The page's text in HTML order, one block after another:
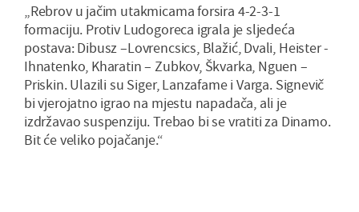
„Rebrov u jačim utakmicama forsira 4-2-3-1
formaciju. Protiv Ludogoreca igrala je sljedeća
postava: Dibusz –Lovrencsics, Blažić, Dvali, Heister -
Ihnatenko, Kharatin – Zubkov, Škvarka, Nguen –
Priskin. Ulazili su Siger, Lanzafame i Varga. Signevič
bi vjerojatno igrao na mjestu napadača, ali je
izdržavao suspenziju. Trebao bi se vratiti za Dinamo.
Bit će veliko pojačanje.“